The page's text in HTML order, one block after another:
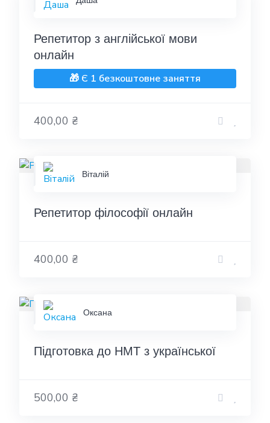
Репетитор з англійської мови
онлайн
🎁 Є 1 безкоштовне заняття
400,00 ₴
Віталій
Репетитор філософії онлайн
400,00 ₴
Оксана
Підготовка до НМТ з української
500,00 ₴